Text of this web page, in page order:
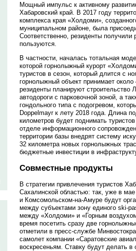
Мощный импульс к активному
Хабаровский край. В 2017 году
комплекса края «Холдоми»,
муниципальном районе, была
Соответственно, резиденты
пользуются.
В частности, началась тотальная
которой горнолыжный курорт
туристов в сезон, который длится с
горнолыжный объект принимает
резиденты планируют строительство
автодороги с парковочной зоной, а
гондольного типа с подогревом,
Doppelmayr к лету 2018 года. Длина
километров будет поднимать
отделе информационного
территории базы внедрят систему
32 километра новых горнолыжных
бюджетные инвестиции в
Совместные продукты
В стратегии привлечения туристов
Сахалинской областью: так, уже в
и Комсомольском-на-Амуре будут
между субъектами зону единого ski-
между «Холдоми» и «Горным
время посетить сразу две
отметили в пресс-службе
самолет компании «Саратовские
воскресеньям. Ставку будут делать в